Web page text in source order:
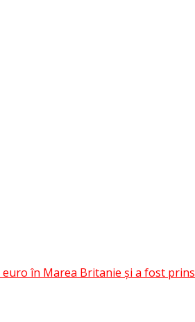
euro în Marea Britanie și a fost prins